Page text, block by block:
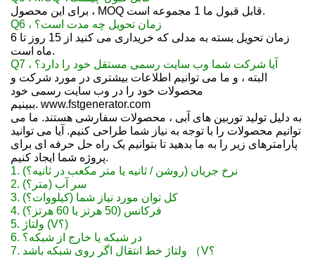
برای این محصول ، MOQ قابل قبول ما 1 مجموعه است.
Q6 ، زمان تحویل چه مدت است؟
زمان تحویل بسته به مدلی که خریداری می کنید از 15 روز تا 6
ماه است.
Q7 ، آیا شرکت شما وب سایت رسمی مستقل خود را دارد؟
البته ، و ما می توانیم اطلاعات بیشتری در مورد شرکت و
محصولات خود را در وب سایت رسمی خود
ببینیم. www.fstgenerator.com
به دلیل تولید توربین های آبی ، محصولات سفارشی هستند. ما می
توانیم محصولات را با توجه به نیاز شما طراحی کنیم. آیا می توانید
پارامترهای زیر را به ما بدهید تا بتوانیم یک راه حل حرفه ای برای
پروژه شما ایجاد کنیم.
1. نرخ جریان (روشن / ثانیه یا متر مکعب در ثانیه؟)
2. سر آب (متر؟)
3. کل توان مورد نیاز شما (کیلووات؟)
4. فرکانس (50 هرتز یا 60 هرتز؟)
5. ولتاژ (V؟)
6. در شبکه یا خارج از شبکه؟
7. ولتاژ خط انتقال اگر روی شبکه باشد （V؟